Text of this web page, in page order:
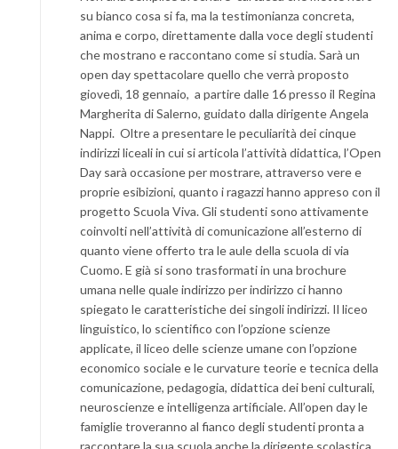
su bianco cosa si fa, ma la testimonianza concreta,
anima e corpo, direttamente dalla voce degli studenti
che mostrano e raccontano come si studia. Sarà un
open day spettacolare quello che verrà proposto
giovedì, 18 gennaio, a partire dalle 16 presso il Regina
Margherita di Salerno, guidato dalla dirigente Angela
Nappi. Oltre a presentare le peculiarità dei cinque
indirizzi liceali in cui si articola l’attività didattica, l’Open
Day sarà occasione per mostrare, attraverso vere e
proprie esibizioni, quanto i ragazzi hanno appreso con il
progetto Scuola Viva. Gli studenti sono attivamente
coinvolti nell’attività di comunicazione all’esterno di
quanto viene offerto tra le aule della scuola di via
Cuomo. E già si sono trasformati in una brochure
umana nelle quale indirizzo per indirizzo ci hanno
spiegato le caratteristiche dei singoli indirizzi. Il liceo
linguistico, lo scientifico con l’opzione scienze
applicate, il liceo delle scienze umane con l’opzione
economico sociale e le curvature teorie e tecnica della
comunicazione, pedagogia, didattica dei beni culturali,
neuroscienze e intelligenza artificiale. All’open day le
famiglie troveranno al fianco degli studenti pronta a
raccontare la sua scuola anche la dirigente scolastica